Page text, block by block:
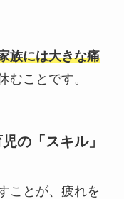
族には大きな痛
むことです。
の「スキル」
ことが、疲れを